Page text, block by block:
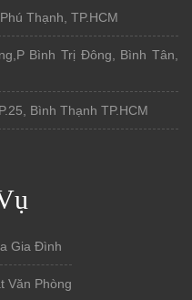
Thạnh, TP.HCM
Bình Trị Đông, Bình Tân,
Bình Thạnh TP.HCM
Gia Đình
Văn Phòng